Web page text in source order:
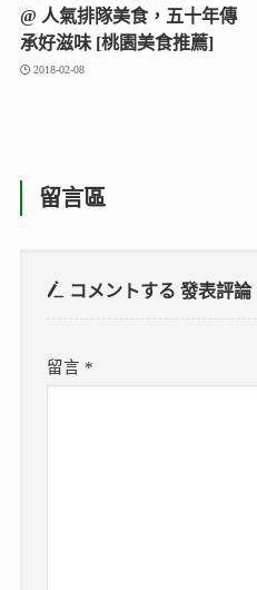
@ 人氣排隊美食，五十年傳
承好滋味 [桃園美食推薦]
2018-02-08
留言區
コメントする發表評論
留言 *